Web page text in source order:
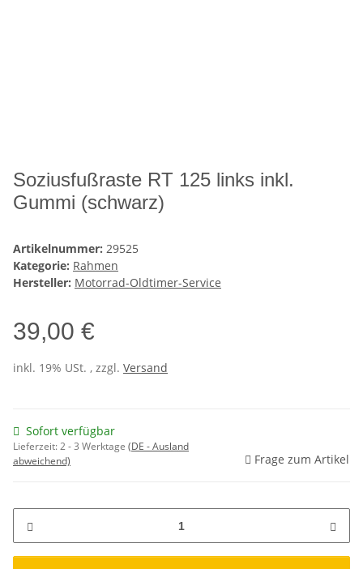
Soziusfußraste RT 125 links inkl.
Gummi (schwarz)
Artikelnummer: 29525
Kategorie: Rahmen
Hersteller: Motorrad-Oldtimer-Service
39,00 €
inkl. 19% USt. , zzgl. Versand
Sofort verfügbar
Lieferzeit:2 - 3 Werktage (DE - Ausland
abweichend)
Frage zum Artikel